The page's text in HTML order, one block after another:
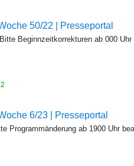
50/22 | Presseportal
Beginnzeitkorrekturen ab 000 Uhr
6/23 | Presseportal
Programmänderung ab 1900 Uhr